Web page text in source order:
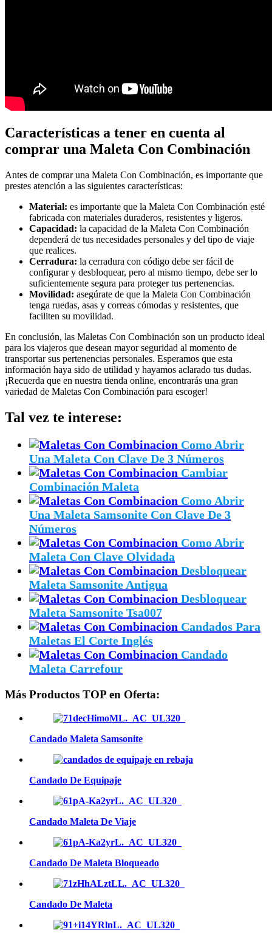
Características a tener en cuenta al
comprar una Maleta Con Combinación
Antes de comprar una Maleta Con Combinación, es importante que
prestes atención a las siguientes características:
Material: es importante que la Maleta Con Combinación esté
fabricada con materiales duraderos, resistentes y ligeros.
Capacidad: la capacidad de la Maleta Con Combinación
dependerá de tus necesidades personales y del tipo de viaje
que realices.
Cerradura: la cerradura con código debe ser fácil de
configurar y desbloquear, pero al mismo tiempo, debe ser lo
suficientemente segura para proteger tus pertenencias.
Movilidad: asegúrate de que la Maleta Con Combinación
tenga ruedas, asas y correas cómodas y resistentes, que
faciliten su movilidad.
En conclusión, las Maletas Con Combinación son un producto ideal
para los viajeros que desean mayor seguridad al momento de
transportar sus pertenencias personales. Esperamos que esta
información haya sido de utilidad y hayamos aclarado tus dudas.
¡Recuerda que en nuestra tienda online, encontrarás una gran
variedad de Maletas Con Combinación para escoger!
Tal vez te interese:
Como Abrir
Una Maleta Con Clave De 3 Números
Cambiar
Combinación Maleta
Como Abrir
Una Maleta Samsonite Con Clave De 3
Números
Como Abrir
Maleta Con Clave Olvidada
Desbloquear
Maleta Samsonite Antigua
Desbloquear
Maleta Samsonite Tsa007
Candados Para
Maletas El Corte Inglés
Candado
Maleta Carrefour
Más Productos TOP en Oferta:
Candado Maleta Samsonite
Candado De Equipaje
Candado Maleta De Viaje
Candado De Maleta Bloqueado
Candado De Maleta